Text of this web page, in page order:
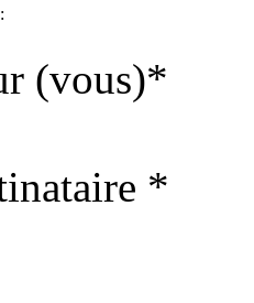
(vous)*
*